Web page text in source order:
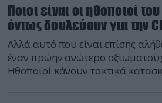
Ποιοι είναι οι ηθοποιοί
όντως δουλεύουν για την
Αλλά αυτό που είναι επίσης
έναν πρώην ανώτερο
Ηθοποιοί κάνουν τακτικά